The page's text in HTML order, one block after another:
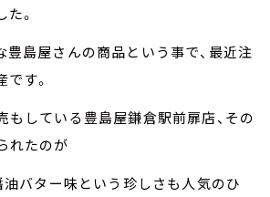
。
島屋さんの商品という事で、最近注
す。
もしている豊島屋鎌倉駅前扉店、その
れたのが
油バター味という珍しさも人気のひ